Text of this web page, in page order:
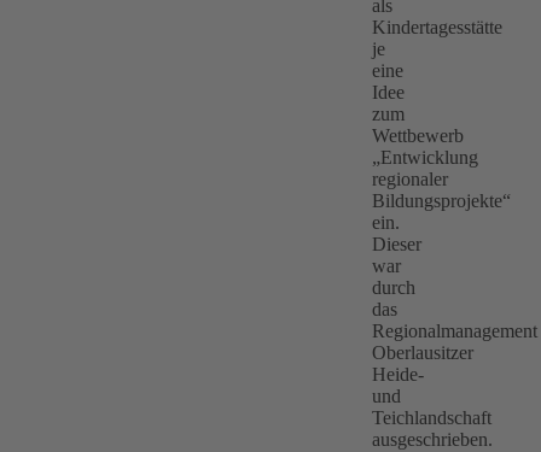
als
Kindertagesstätte
je
eine
Idee
zum
Wettbewerb
„Entwicklung
regionaler
Bildungsprojekte“
ein.
Dieser
war
durch
das
Regionalmanagement
Oberlausitzer
Heide-
und
Teichlandschaft
ausgeschrieben.